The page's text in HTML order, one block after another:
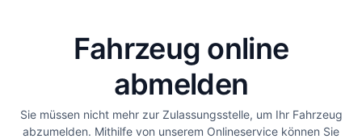
Fahrzeug online
abmelden
Sie müssen nicht mehr zur Zulassungsstelle, um Ihr Fahrzeug
abzumelden. Mithilfe von unserem Onlineservice können Sie